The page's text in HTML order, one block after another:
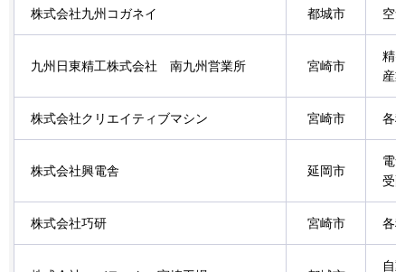
株式会社九州コガネイ 都城市 空
九州日東精工株式会社 南九州営業所 宮崎市
精
産
株式会社クリエイティブマシン 宮崎市 各
株式会社興電舎 延岡市
電
受
株式会社巧研 宮崎市 各
自